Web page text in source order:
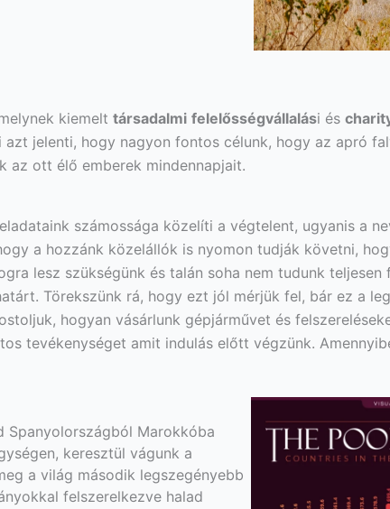
kiemelt társadalmi felelősségvállalási és
jelenti, hogy nagyon fontos célunk, hogy az apró
az ott élő emberek mindennapjait.
számossága közelíti a végtelent, ugyanis a
a hozzánk közelállók is nyomon tudják követni,
lesz szükségünk és talán soha nem tudunk
Törekszünk rá, hogy ezt jól mérjük fel, bár ez a
hogyan vásárlunk gépjárművet és
tevékenységet amit indulás előtt végzünk.
Spanyolországból Marokkóba
keresztül vágunk a
a világ második legszegényebb
felszerelkezve halad